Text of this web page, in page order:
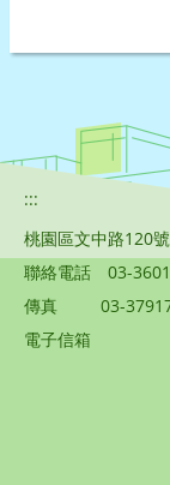
:::
桃園區文中路120號
聯絡電話
03-
傳真
03-
電子信箱